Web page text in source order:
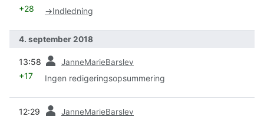
+28 →Indledning
4. september 2018
13:58 JanneMarieBarslev
+17 Ingen redigeringsopsummering
12:29 JanneMarieBarslev